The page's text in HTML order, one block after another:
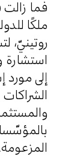
فما
ملكًا
روتينيّ،
استشارة
إلى مورد